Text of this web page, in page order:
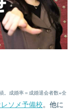
。成婚率＝成婚退会者数÷全
ソメ予備校。他に